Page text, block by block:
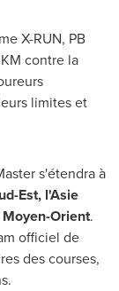
X-RUN, PB
contre la
limites et
s'étendra à
Est, l'Asie
Orient.
officiel de
des courses,